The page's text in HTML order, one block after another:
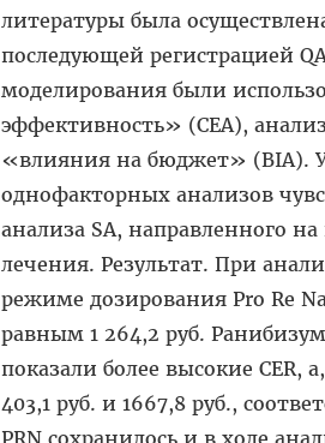
литературы была
последующей регистрацией
моделирования были
эффективность» (CEA),
«влияния на бюджет» (BIA).
однофакторных анализов
анализа SA, направленного
лечения. Результат. При
режиме дозирования Pro Re
равным 1 264,2 руб.
показали более высокие CER,
403,1 руб. и 1667,8 руб.,